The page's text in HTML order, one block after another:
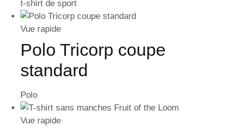
t-shirt de sport
Vue rapide
Polo Tricorp coupe
standard
Polo
Vue rapide